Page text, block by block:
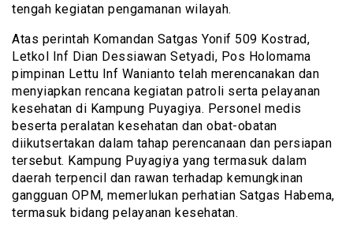
tengah kegiatan pengamanan wilayah.
Atas perintah Komandan Satgas Yonif 509 Kostrad,
Letkol Inf Dian Dessiawan Setyadi, Pos Holomama
pimpinan Lettu Inf Wanianto telah merencanakan dan
menyiapkan rencana kegiatan patroli serta pelayanan
kesehatan di Kampung Puyagiya. Personel medis
beserta peralatan kesehatan dan obat-obatan
diikutsertakan dalam tahap perencanaan dan persiapan
tersebut. Kampung Puyagiya yang termasuk dalam
daerah terpencil dan rawan terhadap kemungkinan
gangguan OPM, memerlukan perhatian Satgas Habema,
termasuk bidang pelayanan kesehatan.